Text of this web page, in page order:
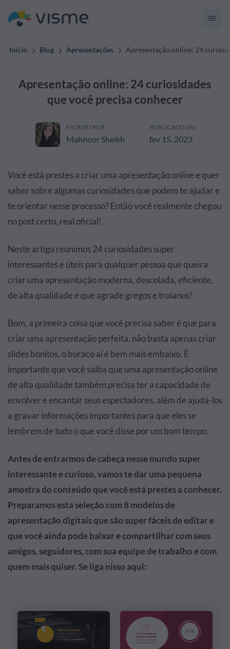
Início Blog Apresentações Apresentação online: 24
Apresentação online: 24 curiosidades
que você precisa conhecer
ESCRITO POR
Mahnoor Sheikh
PUBLICADO EM
fev 15, 2023
Você está prestes a criar uma apresentação online e quer
saber sobre algumas curiosidades que podem te ajudar e
te orientar nesse processo? Então você realmente chegou
no post certo, real oficial!
Neste artigo reunimos 24 curiosidades super
interessantes e úteis para qualquer pessoa que queira
criar uma apresentação moderna, descolada, eficiente,
de alta qualidade e que agrade gregos e troianos!
Bom, a primeira coisa que você precisa saber é que para
criar uma apresentação perfeita, não basta apenas criar
slides bonitos, o buraco aí é bem mais embaixo. É
importante que você saiba que uma apresentação online
de alta qualidade também precisa ter a capacidade de
envolver e encantar seus espectadores, além de ajudá-los
a gravar informações importantes para que eles se
lembrem de tudo o que você disse por um bom tempo.
Antes de entrarmos de cabeça nesse mundo super
interessante e curioso, vamos te dar uma pequena
amostra do conteúdo que você está prestes a conhecer.
Preparamos esta seleção com 8 modelos de
apresentação digitais que são super fáceis de editar e
que você ainda pode baixar e compartilhar com seus
amigos, seguidores, com sua equipe de trabalho e com
quem mais quiser. Se liga nisso aqui: